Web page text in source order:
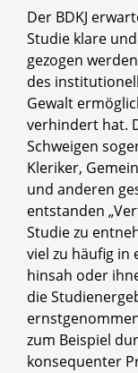
Der BDKJ
Studie klare
gezogen
des
Gewalt
verhindert hat.
Schweigen
Kleriker,
und anderen
entstanden
Studie zu
viel zu häufig in
hinsah oder
die
zum Beispiel
konsequenter